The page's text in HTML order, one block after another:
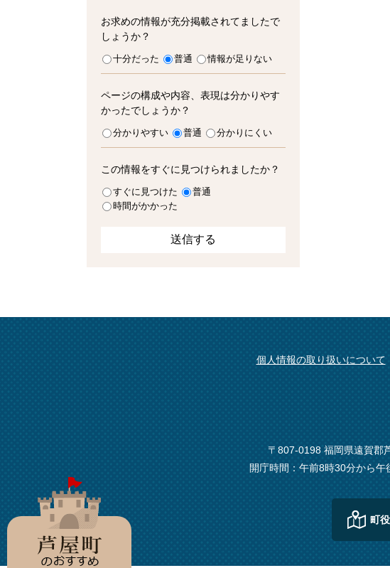
お求めの情報が充分掲載されてましたで
しょうか？
十分だった 普通 情報が足りない
ページの構成や内容、表現は分かりやす
かったでしょうか？
分かりやすい 普通 分かりにくい
この情報をすぐに見つけられましたか？
すぐに見つけた
普通
時間がかかった
個人情報の取り扱いについて
〒807-0198 福岡県遠賀郡
開庁時間：午前8時30分から
町